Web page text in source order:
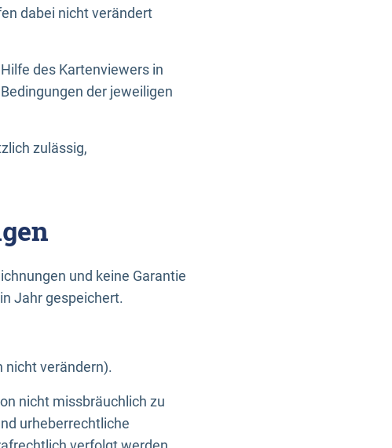
dabei nicht verändert
des Kartenviewers in
der jeweiligen
zulässig,
und keine Garantie
Jahr gespeichert.
nicht verändern).
nicht missbräuchlich zu
urheberrechtliche